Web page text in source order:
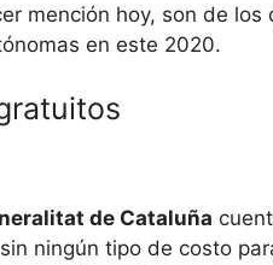
mención hoy, son de los
en este 2020.
de Cataluña
ningún tipo de costo